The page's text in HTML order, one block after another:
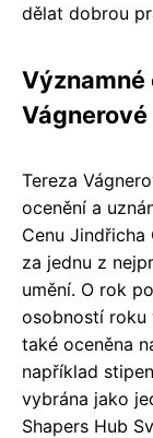
dělat dobrou
Významné
Vágnerové
Tereza
ocenění a
Cenu
za jednu z
umění. O rok
osobností roku
také oceněna
například
vybrána jako
Shapers Hub